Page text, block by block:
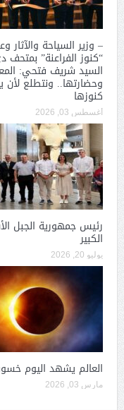
– وزير السياحة
“كنوز الفراعنة” بمتحف
السيد شريف فتحي:
وحضارتها.. ونتطلع لأن
كنوزها
أغسطس 03, 2026
رئيس جمهورية الجبل
الكبير
يوليو 20, 2026
العالم يشهد اليوم خسوفا
مارس 03, 2026